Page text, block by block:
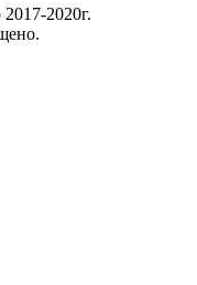
2020г.